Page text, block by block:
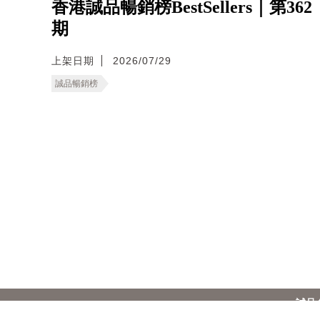
香港誠品暢銷榜BestSellers｜第362
期
上架日期 2026/07/29
誠品暢銷榜
誠品